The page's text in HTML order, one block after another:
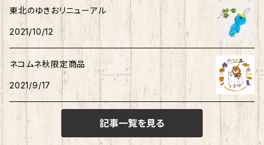
ウィッシュミーメル
リトルツインスターズ
あひるのペックル
おさるのもんきち
むすび丸
秋田犬
ご当地ハムスター
しばっころ
ご当地ハムスター
おそ松さん
サンリオキャラクター他
御朱印帳
ノート
缶バッチ
消しゴム
マスク
アクリルスタンド
東北のゆきおリニューアル
2021/10/12
ネコムネ秋限定商品
2021/9/17
記事一覧を見る